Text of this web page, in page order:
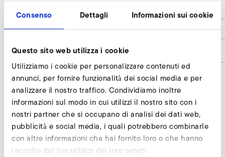
Consenso Dettagli Informazioni sui cookie
Questo sito web utilizza i cookie
Utilizziamo i cookie per personalizzare contenuti ed
annunci, per fornire funzionalità dei social media e per
analizzare il nostro traffico. Condividiamo inoltre
informazioni sul modo in cui utilizzi il nostro sito con i
nostri partner che si occupano di analisi dei dati web,
pubblicità e social media, i quali potrebbero combinarle
con altre informazioni che hai fornito loro o che hanno
raccolto dal tuo utilizzo dei loro servizi.
h1
Codice articolo
6
Flangia richiedi
I nostri esperti sono a vostra disposizione.
Richiedi subito